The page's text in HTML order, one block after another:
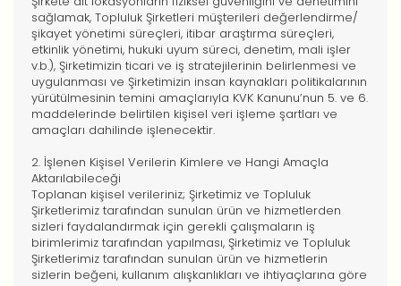
sağlamak, Topluluk Şirketleri müşterileri değerlendirme/
şikayet yönetimi süreçleri, itibar araştırma süreçleri,
etkinlik yönetimi, hukuki uyum süreci, denetim, mali işler
v.b.), Şirketimizin ticari ve iş stratejilerinin belirlenmesi ve
uygulanması ve Şirketimizin insan kaynakları politikalarının
yürütülmesinin temini amaçlarıyla KVK Kanunu’nun 5. ve 6.
maddelerinde belirtilen kişisel veri işleme şartları ve
amaçları dahilinde işlenecektir.
2. İşlenen Kişisel Verilerin Kimlere ve Hangi Amaçla
Aktarılabileceği
Toplanan kişisel verileriniz; Şirketimiz ve Topluluk
Şirketlerimiz tarafından sunulan ürün ve hizmetlerden
sizleri faydalandırmak için gerekli çalışmaların iş
birimlerimiz tarafından yapılması, Şirketimiz ve Topluluk
Şirketlerimiz tarafından sunulan ürün ve hizmetlerin
sizlerin beğeni, kullanım alışkanlıkları ve ihtiyaçlarına göre